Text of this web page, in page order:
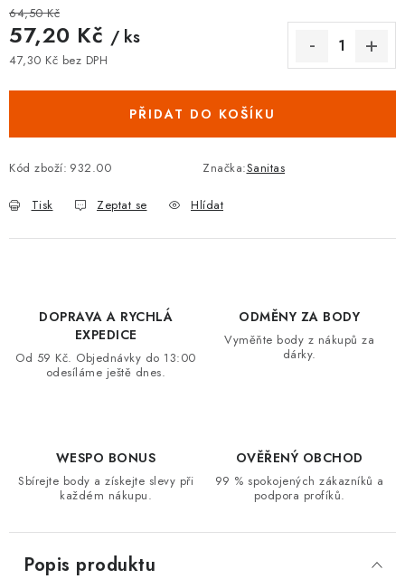
🚚 STAV OBJEDNÁVKY
DOPRAVA A PLATBA
VRÁCENÍ ZBOŽÍ A REKLAMACE
ZNAČKY
Podmínky ochrany osobních údajů
Moje objednávka
64,50 Kč
57,20 Kč / ks
47,30 Kč bez DPH
PŘIDAT DO KOŠÍKU
Kód zboží: 932.00 Značka:Sanitas
Tisk Zeptat se Hlídat
DOPRAVA A RYCHLÁ
EXPEDICE
Od 59 Kč. Objednávky do 13:00
odesíláme ještě dnes.
ODMĚNY ZA BODY
Vyměňte body z nákupů za
dárky.
WESPO BONUS
Sbírejte body a získejte slevy při
každém nákupu.
OVĚŘENÝ OBCHOD
99 % spokojených zákazníků a
podpora profíků.
Popis produktu